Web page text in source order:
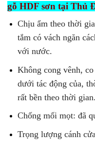
gỗ HDF sơn tại Thủ
Chịu ẩm theo thời
tắm có vách ngăn
với nước.
Không cong vênh,
dưới tác động của,
rất bền theo thời gian.
Chống mối mọt: đã
Trọng lượng cánh